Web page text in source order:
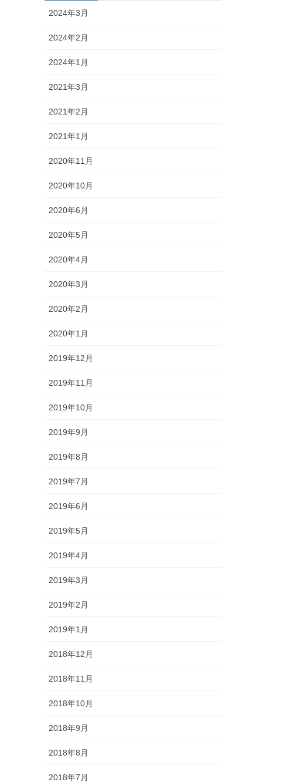
2024年3月
2024年2月
2024年1月
2021年3月
2021年2月
2021年1月
2020年11月
2020年10月
2020年6月
2020年5月
2020年4月
2020年3月
2020年2月
2020年1月
2019年12月
2019年11月
2019年10月
2019年9月
2019年8月
2019年7月
2019年6月
2019年5月
2019年4月
2019年3月
2019年2月
2019年1月
2018年12月
2018年11月
2018年10月
2018年9月
2018年8月
2018年7月